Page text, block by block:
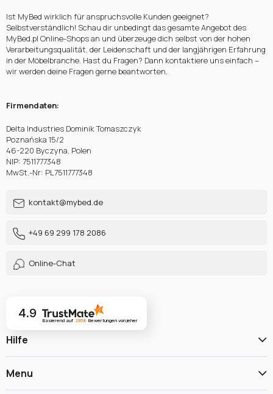
Ist MyBed wirklich für anspruchsvolle Kunden geeignet?
Selbstverständlich! Schau dir unbedingt das gesamte Angebot des
MyBed.pl Online-Shops an und überzeuge dich selbst von der hohen
Verarbeitungsqualität, der Leidenschaft und der langjährigen Erfahrung
in der Möbelbranche. Hast du Fragen? Dann kontaktiere uns einfach –
wir werden deine Fragen gerne beantworten.
Firmendaten:
Delta Industries Dominik Tomaszczyk
Poznańska 15/2
46-220 Byczyna, Polen
NIP: 7511777348
MwSt.-Nr: PL7511777348
kontakt@mybed.de
+49 69 299 178 2086
Online-Chat
4.9
Basierend auf 2958 Bewertungen von jeher
Hilfe
Menu